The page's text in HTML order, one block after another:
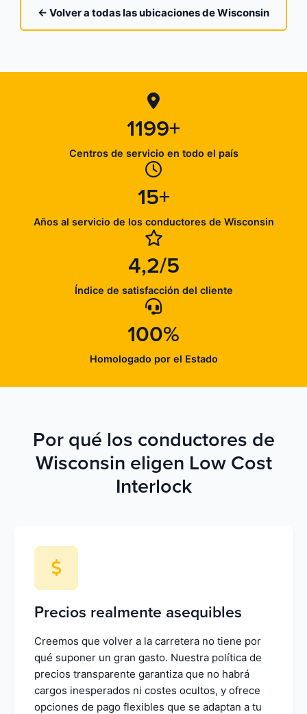
← Volver a todas las ubicaciones de Wisconsin
1199+
Centros de servicio en todo el país
15+
Años al servicio de los conductores de Wisconsin
4,2/5
Índice de satisfacción del cliente
100%
Homologado por el Estado
Por qué los conductores de
Wisconsin eligen Low Cost
Interlock
Precios realmente asequibles
Creemos que volver a la carretera no tiene por
qué suponer un gran gasto. Nuestra política de
precios transparente garantiza que no habrá
cargos inesperados ni costes ocultos, y ofrece
opciones de pago flexibles que se adaptan a tu